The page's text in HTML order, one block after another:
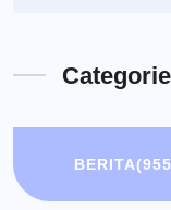
BERITA